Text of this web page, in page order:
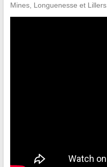
Mines, Longuenesse et Lillers.